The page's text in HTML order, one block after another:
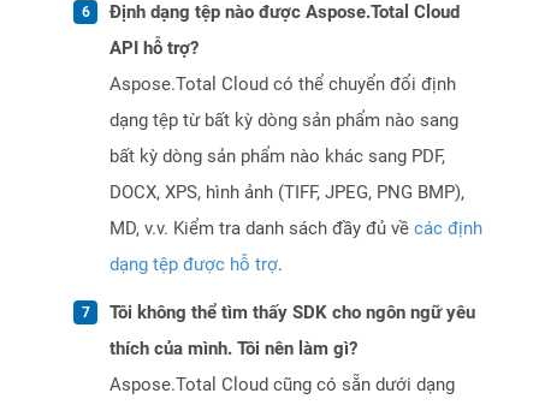
Định dạng tệp nào được Aspose.Total Cloud
API hỗ trợ?
Aspose.Total Cloud có thể chuyển đổi định
dạng tệp từ bất kỳ dòng sản phẩm nào sang
bất kỳ dòng sản phẩm nào khác sang PDF,
DOCX, XPS, hình ảnh (TIFF, JPEG, PNG BMP),
MD, v.v. Kiểm tra danh sách đầy đủ về các định
dạng tệp được hỗ trợ.
Tôi không thể tìm thấy SDK cho ngôn ngữ yêu
thích của mình. Tôi nên làm gì?
Aspose.Total Cloud cũng có sẵn dưới dạng